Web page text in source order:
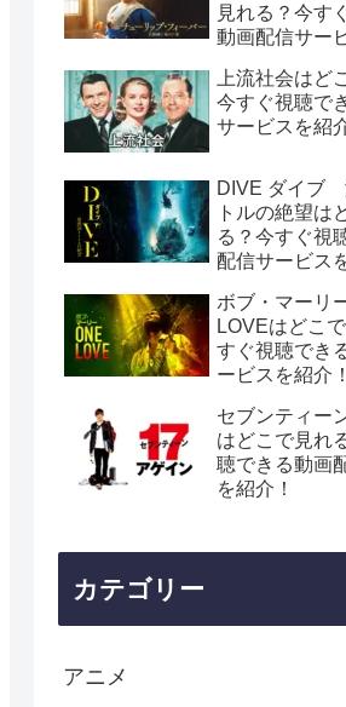
見れる？今す
動画配信サー
上流社会はど
今すぐ視聴で
サービスを紹
DIVE ダイブ
トルの絶望は
る？今すぐ視
配信サービス
ボブ・マーリ
LOVEはどこ
すぐ視聴でき
ービスを紹介！
セブンティー
はどこで見れ
聴できる動画
を紹介！
カテゴリー
アニメ